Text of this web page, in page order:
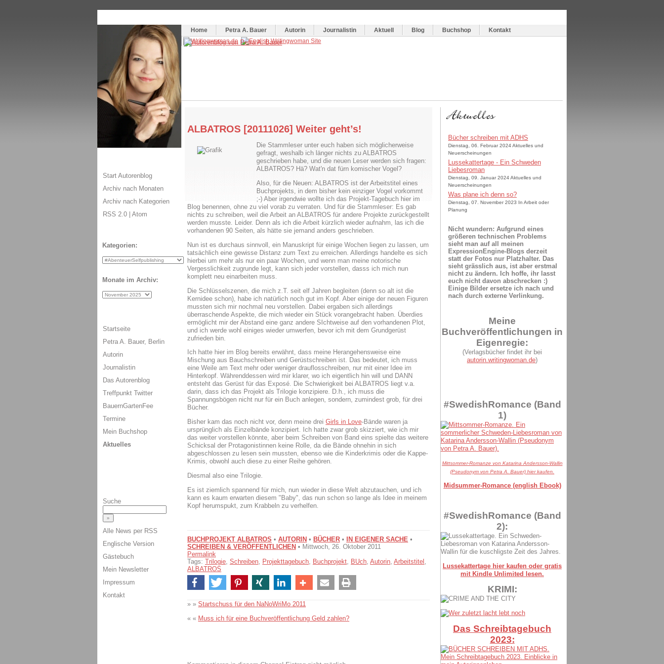
Home
Petra A. Bauer Autorin Journalistin Aktuell Blog Buchshop Kontakt
ALBATROS [20111026] Weiter geht’s!
Die Stammleser unter euch haben sich möglicherweise
gefragt, weshalb ich länger nichts zu ALBATROS
geschrieben habe, und die neuen Leser werden sich fragen:
ALBATROS? Hä? Wat'n dat fürn komischer Vogel?
Also, für die Neuen: ALBATROS ist der Arbeitstitel eines
Buchprojekts, in dem bisher kein einziger Vogel vorkommt
;-) Aber irgendwie wollte ich das Projekt-Tagebuch hier im
Blog benennen, ohne zu viel vorab zu verraten. Und für die Stammleser: Es gab
nichts zu schreiben, weil die Arbeit an ALBATROS für andere Projekte zurückgestellt
werden musste. Leider. Denn als ich die Arbeit kürzlich wieder aufnahm, las ich die
vorhandenen 90 Seiten, als hätte sie jemand anders geschrieben.
Nun ist es durchaus sinnvoll, ein Manuskript für einige Wochen liegen zu lassen, um
tatsächlich eine gewisse Distanz zum Text zu erreichen. Allerdings handelte es sich
hierbei um mehr als nur ein paar Wochen, und wenn man meine notorische
Vergesslichkeit zugrunde legt, kann sich jeder vorstellen, dasss ich mich nun
komplett neu einarbeiten muss.
Die Schlüsselszenen, die mich z.T. seit elf Jahren begleiten (denn so alt ist die
Kernidee schon), habe ich natürlich noch gut im Kopf. Aber einige der neuen Figuren
mussten sich mir nochmal neu vorstellen. Dabei ergaben sich allerdings
überraschende Aspekte, die mich wieder ein Stück vorangebracht haben. Überdies
ermöglicht mir der Abstand eine ganz andere SIchtweise auf den vorhandenen Plot,
und ich werde wohl einiges wieder umwerfen, bevor ich mit dem Grundgerüst
zufrieden bin.
Ich hatte hier im Blog bereits erwähnt, dass meine Herangehensweise eine
Mischung aus Bauchschreiben und Gerüstschreiben ist. Das bedeutet, ich muss
eine Weile am Text mehr oder weniger drauflosschreiben, nur mit einer Idee im
Hinterkopf. Währenddessen wird mir klarer, wo ich eigentlich hin will und DANN
entsteht das Gerüst für das Exposé. Die Schwierigkeit bei ALBATROS liegt v.a.
darin, dass ich das Projekt als Trilogie konzipiere. D.h., ich muss die
Spannungsbögen nicht nur für ein Buch anlegen, sondern, zumindest grob, für drei
Bücher.
Bisher kam das noch nicht vor, denn meine drei Girls in Love-Bände waren ja
ursprünglich als Einzelbände konzipiert. Ich hatte zwar grob skizziert, wie ich mir
das weiter vorstellen könnte, aber beim Schreiben von Band eins spielte das weitere
Schicksal der Protagonistinnen keine Rolle, da die Bände ohnehin in sich
abgeschlossen zu lesen sein mussten, ebenso wie die Kinderkrimis oder die Kappe-
Krimis, obwohl auch diese zu einer Reihe gehören.
Diesmal also eine Trilogie.
Es ist ziemlich spannend für mich, nun wieder in diese Welt abzutauchen, und ich
kann es kaum erwarten diesem "Baby", das nun schon so lange als Idee in meinem
Kopf herumspukt, zum Krabbeln zu verhelfen.
BUCHPROJEKT ALBATROS • AUTORIN • BÜCHER • IN EIGENER SACHE •
SCHREIBEN & VERÖFFENTLICHEN • Mittwoch, 26. Oktober 2011
Permalink
Tags: Trilogie, Schreiben, Projekttagebuch, Buchprojekt, BUch, Autorin, Arbeitstitel ,
ALBATROS
» » Startschuss für den NaNoWriMo 2011
« « Muss ich für eine Buchveröffentlichung Geld zahlen?
Bücher schreiben mit ADHS
Dienstag, 06. Februar 2024 Aktuelles und
Neuerscheinungen
Lussekattertage - Ein Schweden
Liebesroman
Dienstag, 09. Januar 2024 Aktuelles und
Neuerscheinungen
Was plane ich denn so?
Dienstag, 07. November 2023 In Arbeit oder
Planung
Nicht wundern: Aufgrund eines
größeren technischen Problems
sieht man auf all meinen
ExpressionEngine-Blogs derzeit
statt der Fotos nur Platzhalter. Das
sieht grässlich aus, ist aber erstmal
nicht zu ändern. Ich hoffe, ihr lasst
euch nicht davon abschrecken :)
Einige Bilder ersetze ich nach und
nach durch externe Verlinkung.
Meine
Buchveröffentlichungen in
Eigenregie:
(Verlagsbücher findet ihr bei
autorin.writingwoman.de)
#SwedishRomance (Band
1)
Mittsommer-Romanze von Katarina Andersson-Wallin
(Pseudonym von Petra A. Bauer) hier kaufen.
Midsummer-Romance (english Ebook)
#SwedishRomance (Band
2):
Lussekattertage hier kaufen oder gratis
mit Kindle Unlimited lesen.
KRIMI:
Das Schreibtagebuch
2023:
Start Autorenblog
Archiv nach Monaten
Archiv nach Kategorien
RSS 2.0 | Atom
Kategorien:
Monate im Archiv:
Startseite
Petra A. Bauer, Berlin
Autorin
Journalistin
Das Autorenblog
Treffpunkt Twitter
BauernGartenFee
Termine
Mein Buchshop
Aktuelles
Suche
Alle News per RSS
Englische Version
Gästebuch
Mein Newsletter
Impressum
Kontakt